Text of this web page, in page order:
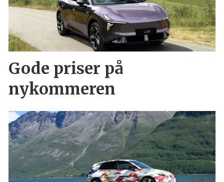
Gode priser på
nykommeren